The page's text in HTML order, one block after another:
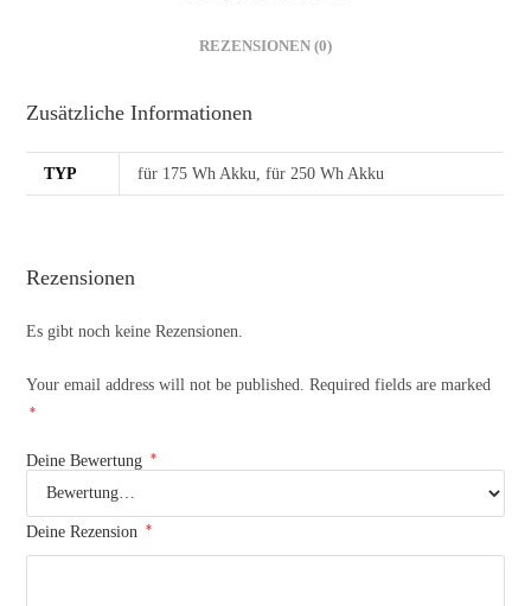
REZENSIONEN (0)
Zusätzliche Informationen
TYP für 175 Wh Akku, für 250 Wh Akku
Rezensionen
Es gibt noch keine Rezensionen.
Your email address will not be published. Required fields are marked
*
Deine Bewertung *
Deine Rezension *